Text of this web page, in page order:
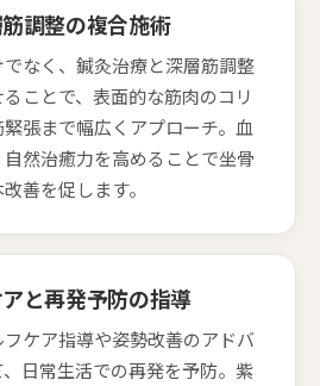
調整の複合施術
なく、鍼灸治療と深層筋調整
ことで、表面的な筋肉のコリ
張まで幅広くアプローチ。血
然治癒力を高めることで坐骨
善を促します。
と再発予防の指導
ケア指導や姿勢改善のアドバ
日常生活での再発を予防。紫